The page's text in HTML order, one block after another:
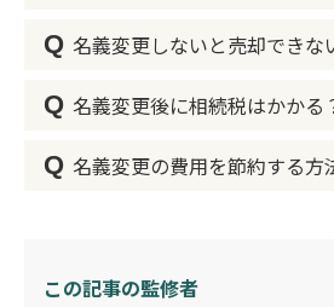
し、必要な書類が多く、不備
れるため、慎重に進める必要が
自分で手続きする流れ
1.必要書類を集める（戸籍謄
3.登記申請書を作成する（法務
遺産分割協議で話し合いがまと
のような方法で解決を試みます
家族間での話し合いが難しい
2.遺産分割調停を申し立てる
Q 名義変更しないと売却できな
はい、名義変更をしないと不動
はできません。
不動産の名義が亡くなった親の
記を完了させ、相続人の名義に
Q 名義変更後に相続税はかかる
名義変更（相続登記）自体には
超える場合、相続税の申告と納
Q 名義変更の費用を節約する方
合、次の方法を検討しましょう。
この記事の監修者